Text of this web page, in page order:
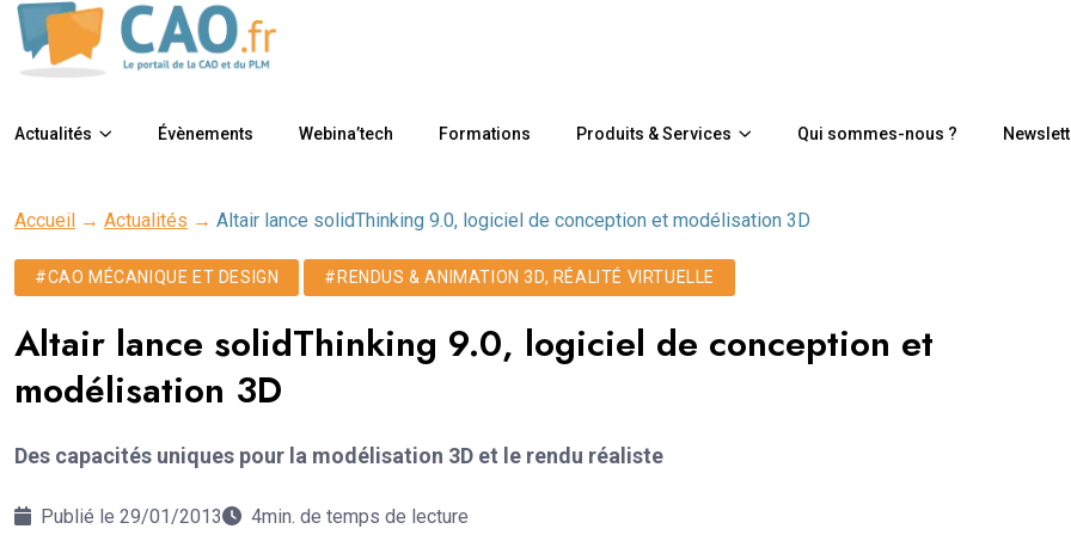
Actualités Évènements Webina’tech Formations Produits & Services Qui sommes-nous ?
Accueil → Actualités → Altair lance solidThinking 9.0, logiciel de conception et modélisation 3D
#CAO MÉCANIQUE ET DESIGN #RENDUS & ANIMATION 3D, RÉALITÉ VIRTUELLE
Altair lance solidThinking 9.0, logiciel de conception et
modélisation 3D
Des capacités uniques pour la modélisation 3D et le rendu réaliste
Publié le 29/01/2013 4min. de temps de lecture